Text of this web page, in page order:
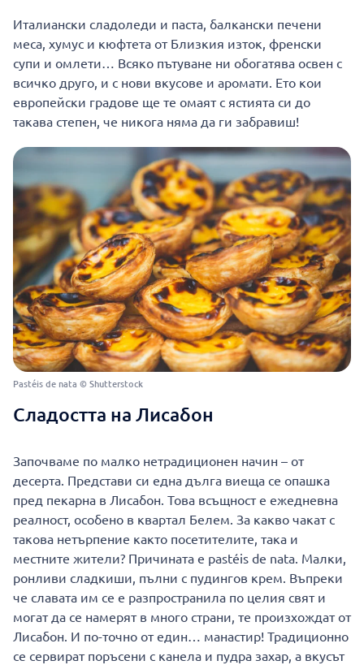
Италиански сладоледи и паста, балкански печени
меса, хумус и кюфтета от Близкия изток, френски
супи и омлети… Всяко пътуване ни обогатява освен с
всичко друго, и с нови вкусове и аромати. Ето кои
европейски градове ще те омаят с ястията си до
такава степен, че никога няма да ги забравиш!
Pastéis de nata © Shutterstock
Сладостта на Лисабон
Започваме по малко нетрадиционен начин – от
десерта. Представи си една дълга виеща се опашка
пред пекарна в Лисабон. Това всъщност е ежедневна
реалност, особено в квартал Белем. За какво чакат с
такова нетърпение както посетителите, така и
местните жители? Причината е pastéis de nata. Малки,
ронливи сладкиши, пълни с пудингов крем. Въпреки
че славата им се е разпространила по целия свят и
могат да се намерят в много страни, те произхождат от
Лисабон. И по-точно от един… манастир! Традиционно
се сервират поръсени с канела и пудра захар, а вкусът